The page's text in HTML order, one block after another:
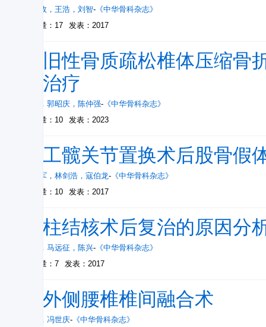
张建政 ， 王浩 ， 刘智- 《中华骨科杂志》
被引量：17
发表：2017
陈旧性骨质疏松椎体压缩
术治疗
， 郭昭庆 ， 陈仲强- 《中华骨科杂志》
被引量：10
发表：2023
人工髋关节置换术后股骨假
李儒军 ， 林剑浩 ， 寇伯龙- 《中华骨科杂志》
被引量：10
发表：2017
脊柱结核术后复治的原因分
， 马远征 ， 陈兴- 《中华骨科杂志》
被引量：7
发表：2017
斜外侧腰椎椎间融合术
， 冯世庆- 《中华骨科杂志》